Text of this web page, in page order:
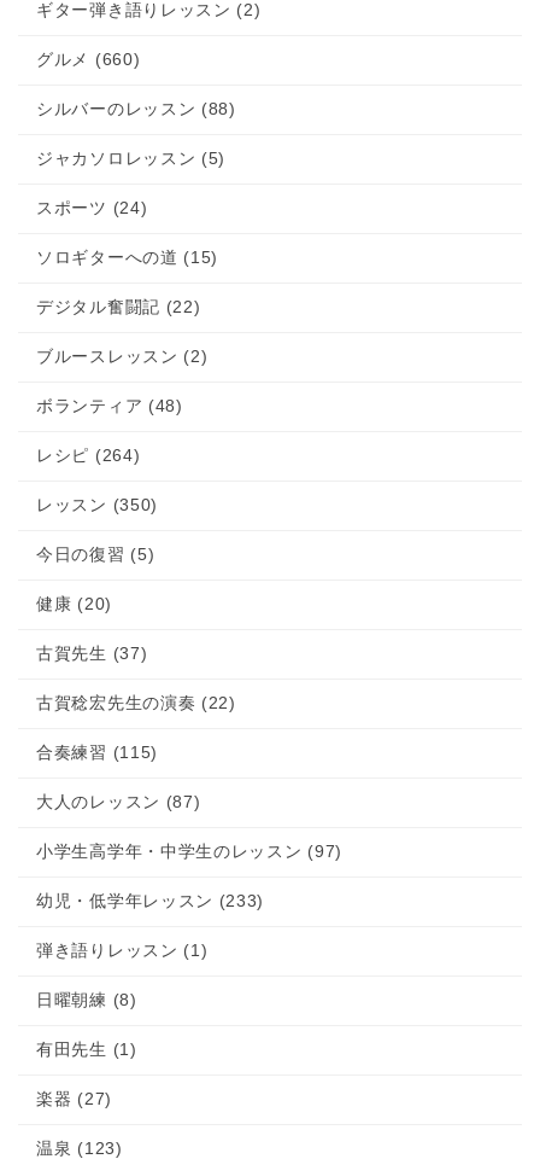
ギター弾き語りレッスン (2)
グルメ (660)
シルバーのレッスン (88)
ジャカソロレッスン (5)
スポーツ (24)
ソロギターへの道 (15)
デジタル奮闘記 (22)
ブルースレッスン (2)
ボランティア (48)
レシピ (264)
レッスン (350)
今日の復習 (5)
健康 (20)
古賀先生 (37)
古賀稔宏先生の演奏 (22)
合奏練習 (115)
大人のレッスン (87)
小学生高学年・中学生のレッスン (97)
幼児・低学年レッスン (233)
弾き語りレッスン (1)
日曜朝練 (8)
有田先生 (1)
楽器 (27)
温泉 (123)